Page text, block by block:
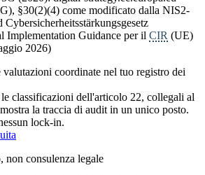
§30(2)(4) come modificato dalla NIS2-
Cybersicherheitsstärkungsgesetz
Implementation Guidance per il CIR (UE)
2026)
coordinate nel tuo registro dei
classificazioni dell'articolo 22, collegali al
la traccia di audit in un unico posto.
lock-in.
non consulenza legale